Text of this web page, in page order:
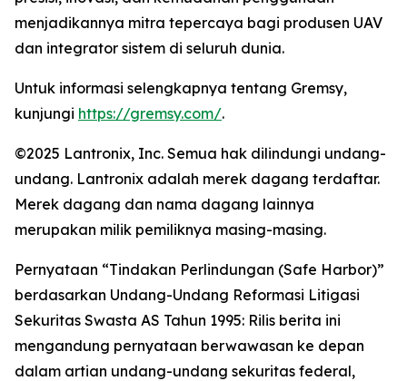
menjadikannya mitra tepercaya bagi produsen UAV
dan integrator sistem di seluruh dunia.
Untuk informasi selengkapnya tentang Gremsy,
kunjungi https://gremsy.com/.
©2025 Lantronix, Inc. Semua hak dilindungi undang-
undang. Lantronix adalah merek dagang terdaftar.
Merek dagang dan nama dagang lainnya
merupakan milik pemiliknya masing-masing.
Pernyataan “Tindakan Perlindungan (Safe Harbor)”
berdasarkan Undang-Undang Reformasi Litigasi
Sekuritas Swasta AS Tahun 1995: Rilis berita ini
mengandung pernyataan berwawasan ke depan
dalam artian undang-undang sekuritas federal,